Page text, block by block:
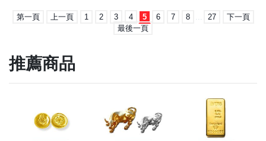
第一頁 上一頁 1 2 3 4 5 6 7 8 ... 27
下一頁
最後一頁
推薦商品